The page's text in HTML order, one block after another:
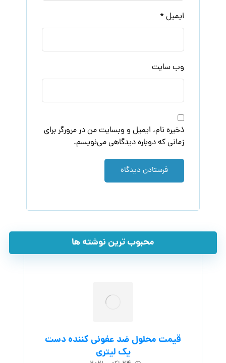
ایمیل *
وب‌ سایت
ذخیره نام، ایمیل و وبسایت من در مرورگر برای
زمانی که دوباره دیدگاهی می‌نویسم.
فرستادن دیدگاه
محبوب ترین نوشته ها
قیمت محلول ضد عفونی کننده دست
یک لیتری